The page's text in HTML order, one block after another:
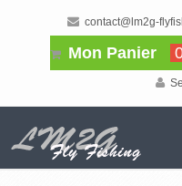
contact@lm2g-
Mon Panier